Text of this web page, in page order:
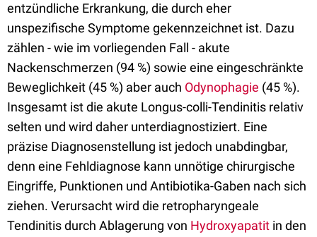
entzündliche Erkrankung, die durch eher
unspezifische Symptome gekennzeichnet ist. Dazu
zählen - wie im vorliegenden Fall - akute
Nackenschmerzen (94 %) sowie eine eingeschränkte
Beweglichkeit (45 %) aber auch Odynophagie (45 %).
Insgesamt ist die akute Longus-colli-Tendinitis relativ
selten und wird daher unterdiagnostiziert. Eine
präzise Diagnosenstellung ist jedoch unabdingbar,
denn eine Fehldiagnose kann unnötige chirurgische
Eingriffe, Punktionen und Antibiotika-Gaben nach sich
ziehen. Verursacht wird die retropharyngeale
Tendinitis durch Ablagerung von Hydroxyapatit in den